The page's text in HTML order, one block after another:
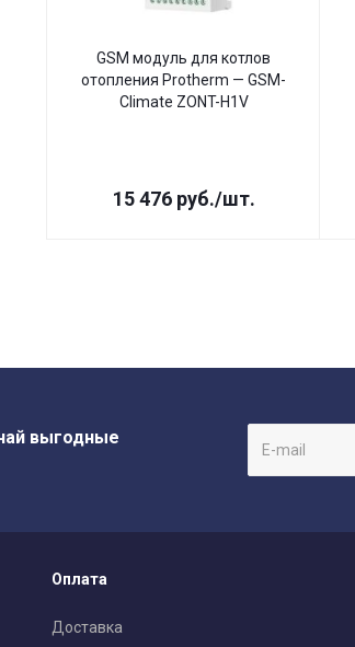
GSM модуль для котлов
отопления Protherm — GSM-
Climate ZONT-H1V
15 476руб./шт.
выгодные
Оплата
Доставка